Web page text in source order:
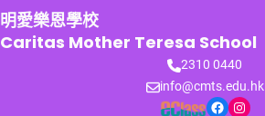
跳
至
主
明愛樂恩學校
Caritas Mother Teresa School
2310 0440
info@cmts.edu.hk
Facebook Instagram